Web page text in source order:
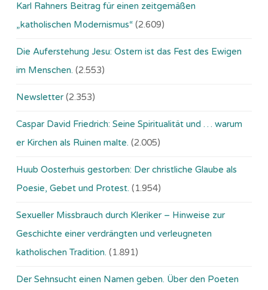
Karl Rahners Beitrag für einen zeitgemäßen
„katholischen Modernismus“ (2.609)
Die Auferstehung Jesu: Ostern ist das Fest des Ewigen
im Menschen. (2.553)
Newsletter (2.353)
Caspar David Friedrich: Seine Spiritualität und … warum
er Kirchen als Ruinen malte. (2.005)
Huub Oosterhuis gestorben: Der christliche Glaube als
Poesie, Gebet und Protest. (1.954)
Sexueller Missbrauch durch Kleriker – Hinweise zur
Geschichte einer verdrängten und verleugneten
katholischen Tradition. (1.891)
Der Sehnsucht einen Namen geben. Über den Poeten